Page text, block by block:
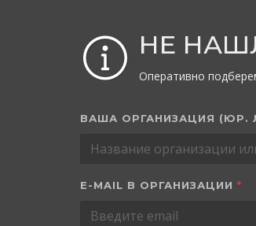
НЕ
Оперативно
ВАША ОРГАНИЗАЦИЯ (ЮР.
E-MAIL В ОРГАНИЗАЦИИ *